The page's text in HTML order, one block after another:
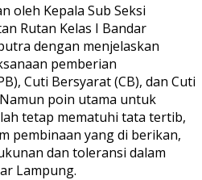
oleh Kepala Sub Seksi
Rutan Kelas I Bandar
dengan menjelaskan
pemberian
Cuti Bersyarat (CB), dan Cuti
poin utama untuk
tetap mematuhi tata tertib,
pembinaan yang di berikan,
dan toleransi dalam
Lampung.